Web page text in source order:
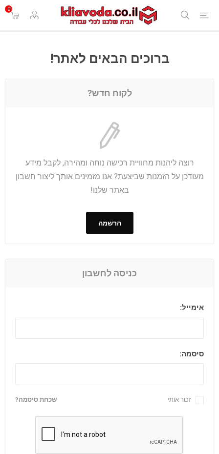
0
ברוכים הבאים לאתר!
לקוח חדש?
רוצה ליהנות מחוויית רכישה נוחה ומהירה, לקבל מידע
מעודכן על הזמנות שביצעת? אנו מזמינים אותך ליצור חשבון
באתר שלנו!
הרשמה
כניסה לחשבון
אימייל:
סיסמה:
שכחת סיסמה? זכור אותי